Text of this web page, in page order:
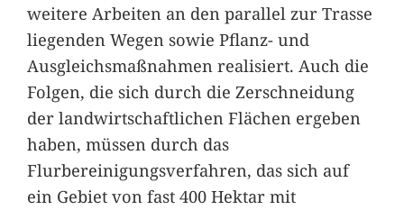
weitere Arbeiten an den parallel zur Trasse
liegenden Wegen sowie Pflanz- und
Ausgleichsmaßnahmen realisiert. Auch die
Folgen, die sich durch die Zerschneidung
der landwirtschaftlichen Flächen ergeben
haben, müssen durch das
Flurbereinigungsverfahren, das sich auf
ein Gebiet von fast 400 Hektar mit